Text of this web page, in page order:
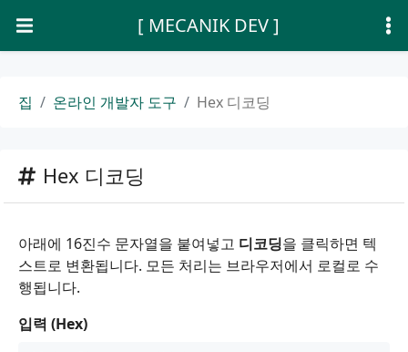
[ MECANIK DEV ]
집 온라인 개발자 도구 Hex 디코딩
Hex 디코딩
아래에 16진수 문자열을 붙여넣고 디코딩을 클릭하면 텍
스트로 변환됩니다. 모든 처리는 브라우저에서 로컬로 수
행됩니다.
입력 (Hex)